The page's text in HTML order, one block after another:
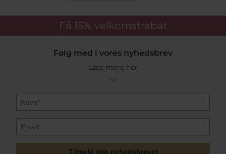
Få 15% velkomstrabat
Følg med i vores nyhedsbrev
Læs mere her
Tilmeld mig nyhedsbrevet